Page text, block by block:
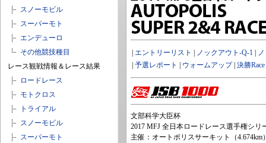
スノーモビル
スーパーモト
エンデューロ
その他競技種目
レース観戦情報＆レース結果
ロードレース
モトクロス
トライアル
スノーモビル
スーパーモト
エントリーリスト ノックアウト-Q-1
予選レポート ウォームアップ| 決勝Race
文部科学大臣杯
2017 MFJ 全日本ロードレース選手権シリ
主催：オートポリスサーキット（4.674km